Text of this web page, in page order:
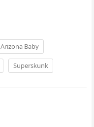
Arizona Baby
Superskunk